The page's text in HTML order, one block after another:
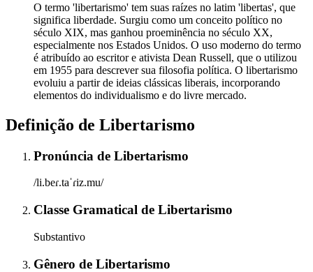
O termo 'libertarismo' tem suas raízes no latim 'libertas', que
significa liberdade. Surgiu como um conceito político no
século XIX, mas ganhou proeminência no século XX,
especialmente nos Estados Unidos. O uso moderno do termo
é atribuído ao escritor e ativista Dean Russell, que o utilizou
em 1955 para descrever sua filosofia política. O libertarismo
evoluiu a partir de ideias clássicas liberais, incorporando
elementos do individualismo e do livre mercado.
Definição de Libertarismo
Pronúncia de Libertarismo
/li.beɾ.taˈɾiz.mu/
Classe Gramatical de Libertarismo
Substantivo
Gênero de Libertarismo